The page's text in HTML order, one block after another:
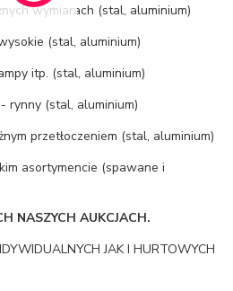
wymiarach (stal, aluminium)
(stal, aluminium)
itp. (stal, aluminium)
rynny (stal, aluminium)
przetłoczeniem (stal, aluminium)
asortymencie (spawane i
NASZYCH AUKCJACH.
JAK I HURTOWYCH